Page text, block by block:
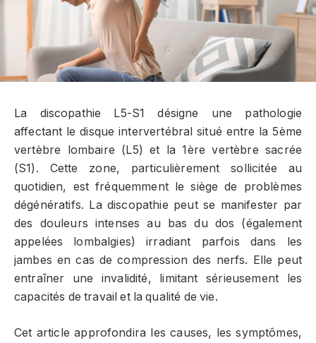
La discopathie L5-S1 désigne une pathologie
affectant le disque intervertébral situé entre la 5ème
vertèbre lombaire (L5) et la 1ère vertèbre sacrée
(S1). Cette zone, particulièrement sollicitée au
quotidien, est fréquemment le siège de problèmes
dégénératifs. La discopathie peut se manifester par
des douleurs intenses au bas du dos (également
appelées lombalgies) irradiant parfois dans les
jambes en cas de compression des nerfs. Elle peut
entraîner une invalidité, limitant sérieusement les
capacités de travail et la qualité de vie.
Cet article approfondira les causes, les symptômes,